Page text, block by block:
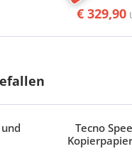
€ 329,90
Tecno